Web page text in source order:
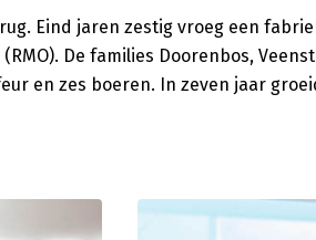
Eind jaren zestig vroeg een
(RMO). De families Doorenbos,
en zes boeren. In zeven jaar